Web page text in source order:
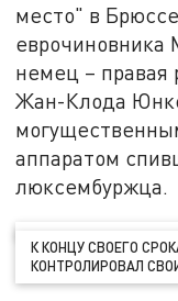
место" в
еврочиновника
немец – правая
Жан-Клода
аппаратом
люксембуржца.
К КОНЦУ СВОЕГО
КОНТРОЛИРОВАЛ